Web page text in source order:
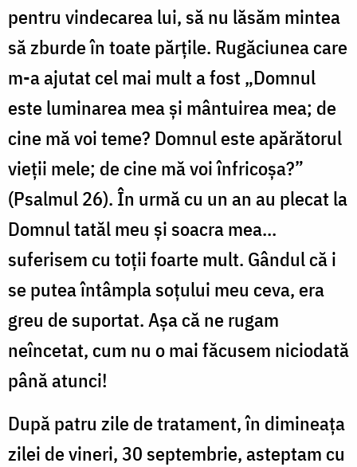
pentru vindecarea lui, să nu lăsăm mintea
să zburde în toate părțile. Rugăciunea care
m-a ajutat cel mai mult a fost „Domnul
este luminarea mea şi mântuirea mea; de
cine mă voi teme? Domnul este apărătorul
vieţii mele; de cine mă voi înfricoşa?”
(Psalmul 26). În urmă cu un an au plecat la
Domnul tatăl meu și soacra mea...
suferisem cu toții foarte mult. Gândul că i
se putea întâmpla soțului meu ceva, era
greu de suportat. Aşa că ne rugam
neîncetat, cum nu o mai făcusem niciodată
până atunci!
După patru zile de tratament,în dimineaţa
zilei de vineri,30 septembrie,asteptam cu